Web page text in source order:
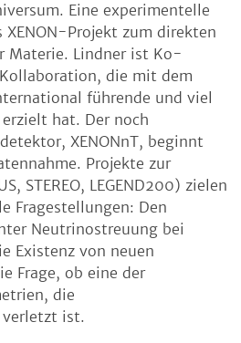
Eine experimentelle
Projekt zum direkten
Materie. Lindner ist Ko-
die mit dem
führende und viel
hat. Der noch
XENONnT, beginnt
Projekte zur
STEREO, LEGEND200) zielen
Fragestellungen: Den
Neutrinostreuung bei
Existenz von neuen
Frage, ob eine der
die
ist.